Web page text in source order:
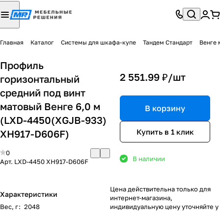
Главная Каталог Системы для шкафа-купе Тандем Стандарт Венге
Профиль
горизонтальный
средний под винт
матовый Венге 6,0 м
(LXD-4450(XGJB-933)
ХН917-D606F)
0
Арт. LXD-4450 ХН917-D606F
Характеристики
Вес, г: 2048
2 551.99 ₽/шт
В корзину
Купить в 1 клик
В наличии
Цена действительна только для
интернет-магазина,
индивидуальную цену уточняйте у